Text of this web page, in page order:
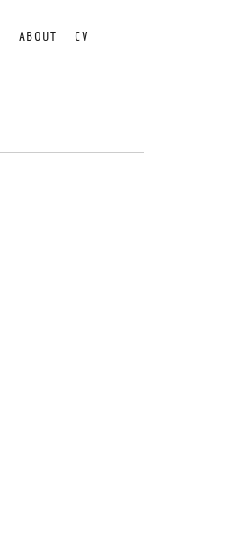
ABOUT CV